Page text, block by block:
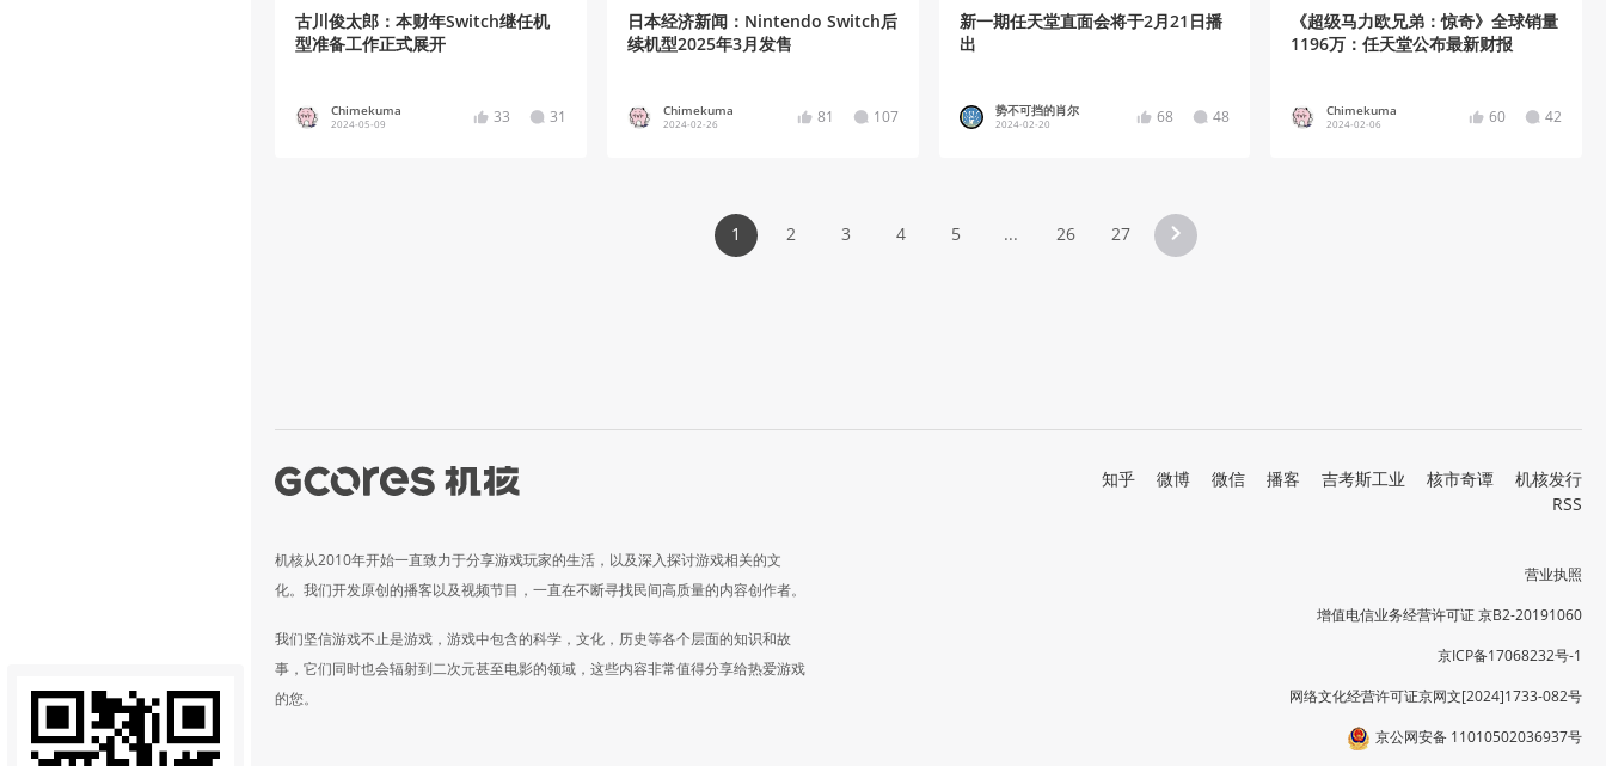
古川俊太郎：本财年Switch继任机
型准备工作正式展开
Chimekuma
2024-05-09 33 31
日本经济新闻：Nintendo Switch后
续机型2025年3月发售
Chimekuma
2024-02-26 81 107
新一期任天堂直面会将于2月21日播
出
势不可挡的肖尔
2024-02-20 68 48
《超级马力欧兄弟：惊奇》全球销量
1196万：任天堂公布最新财报
Chimekuma
2024-02-06 60 42
1 2 3 4 5 ... 26 27
机核从2010年开始一直致力于分享游戏玩家的生活，以及深入探讨游戏相关的文
化。我们开发原创的播客以及视频节目，一直在不断寻找民间高质量的内容创作者。
我们坚信游戏不止是游戏，游戏中包含的科学，文化，历史等各个层面的知识和故
事，它们同时也会辐射到二次元甚至电影的领域，这些内容非常值得分享给热爱游戏
的您。
知乎 微博 微信 播客 吉考斯工业 核市奇谭
机核发行
RSS
营业执照
增值电信业务经营许可证 京B2-20191060
京ICP备17068232号-1
网络文化经营许可证京网文[2024]1733-082号
京公网安备 11010502036937号